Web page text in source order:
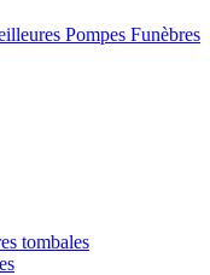
Pompes Funèbres
tombales